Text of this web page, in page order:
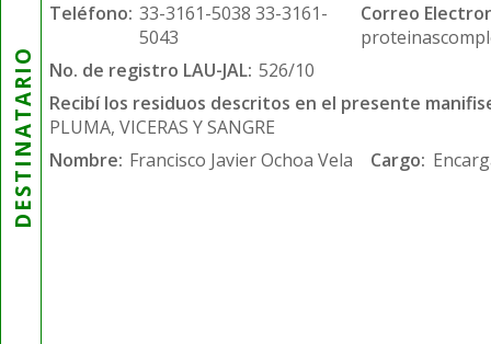
DESTINATARIO
Teléfono: 33-3161-5038 33-3161-
5043
Correo
No. de registro LAU-JAL: 526/10
Recibí los residuos descritos en el presente
PLUMA, VICERAS Y SANGRE
Nombre: Francisco Javier Ochoa Vela Cargo: